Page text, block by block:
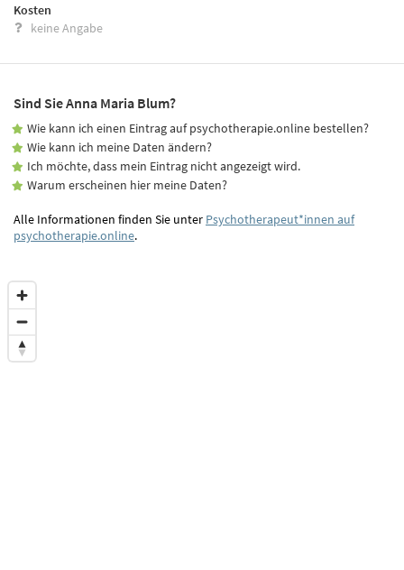
Kosten
keine Angabe
Sind Sie Anna Maria Blum?
Wie kann ich einen Eintrag auf psychotherapie.online bestellen?
Wie kann ich meine Daten ändern?
Ich möchte, dass mein Eintrag nicht angezeigt wird.
Warum erscheinen hier meine Daten?
Alle Informationen finden Sie unter Psychotherapeut*innen auf
psychotherapie.online.